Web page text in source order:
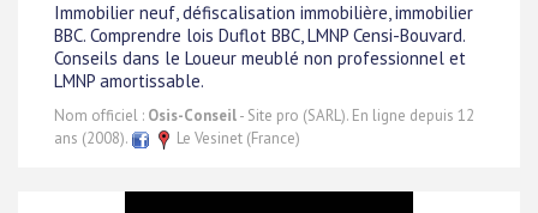
Immobilier neuf, défiscalisation immobilière, immobilier
BBC. Comprendre lois Duflot BBC, LMNP Censi-Bouvard.
Conseils dans le Loueur meublé non professionnel et
LMNP amortissable.
Nom officiel : Osis-Conseil- Site pro (SARL). En ligne depuis 12
ans (2008).
Le Vesinet (France)